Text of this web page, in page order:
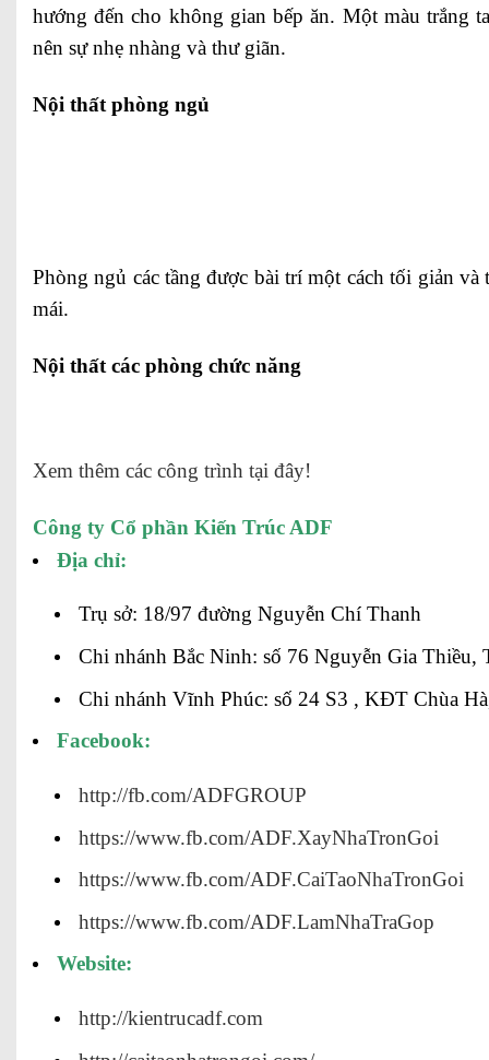
hướng đến cho không gian bếp ăn. Một màu trắng
nên sự nhẹ nhàng và thư giãn.
Nội thất phòng ngủ
Phòng ngủ các tầng được bài trí một cách tối giản và
mái.
Nội thất các phòng chức năng
Xem thêm các công trình tại đây!
Công ty Cổ phần Kiến Trúc ADF
Địa chỉ:
Trụ sở: 18/97 đường Nguyễn Chí Thanh
Chi nhánh Bắc Ninh: số 76 Nguyễn Gia Thiều,
Chi nhánh Vĩnh Phúc: số 24 S3 , KĐT Chùa
Facebook:
http://fb.com/ADFGROUP
https://www.fb.com/ADF.XayNhaTronGoi
https://www.fb.com/ADF.CaiTaoNhaTronGoi
https://www.fb.com/ADF.LamNhaTraGop
Website:
http://kientrucadf.com